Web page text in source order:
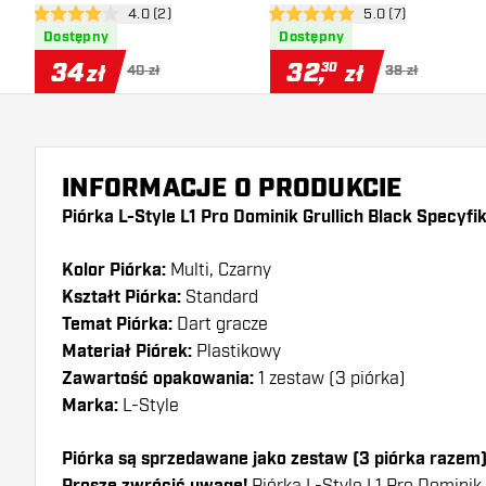
otwórz panel recenzji
4 gwiazdki oceny4.0 (2)
Dostępny
34zł 40 zł
otwórz panel
5 gwiazdki oceny5.0 (7)
Dostępny
32,30 zł 38 zł
INFORMACJE O PRODUKCIE
Piórka L-Style L1 Pro Dominik Grullich Black
Kolor Piórka: Multi, Czarny
Kształt Piórka: Standard
Temat Piórka: Dart gracze
Materiał Piórek: Plastikowy
Zawartość opakowania: 1 zestaw (3 piórka)
Marka: L-Style
Piórka są sprzedawane jako zestaw (3 piórka razem)